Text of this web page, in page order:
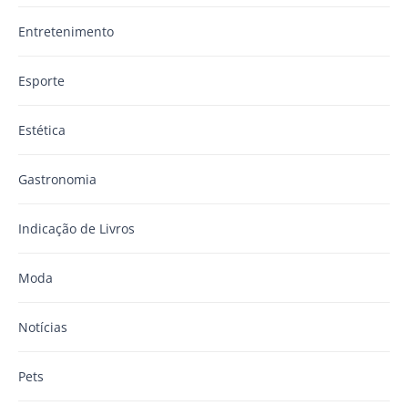
Entretenimento
Esporte
Estética
Gastronomia
Indicação de Livros
Moda
Notícias
Pets